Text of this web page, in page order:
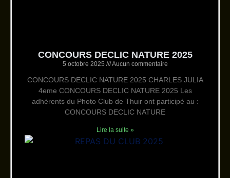
CONCOURS DECLIC NATURE 2025
5 octobre 2025 Aucun commentaire
CONCOURS DECLIC NATURE 2025 CHARLES JULIA
4eme CONCOURS DECLIC NATURE 2025 Les
adhérents du Photo Club de Thuir ont participé au :
CONCOURS DECLIC NATURE
Lire la suite »